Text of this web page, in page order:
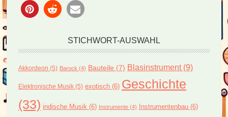
STICHWORT-AUSWAHL
Akkordeon (5) Barock (4) Bauteile (7) Blasinstrument(9)
Elektronische Musik(5) exotisch(6) Geschichte
(33) indische Musik (6) Instrumente(4) Instrumentenbau(6)